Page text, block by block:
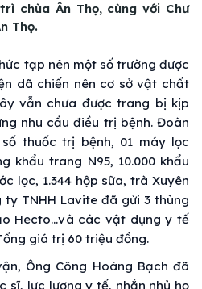
chùa Ân Thọ, cùng với Chư
Thọ.
tạp nên một số trường được
dã chiến nên cơ sở vật chất
vẫn chưa được trang bị kịp
nhu cầu điều trị bệnh. Đoàn
thuốc trị bệnh, 01 máy lọc
khẩu trang N95, 10.000 khẩu
lọc, 1.344 hộp sữa, trà Xuyên
TNHH Lavite đã gửi 3 thùng
Hecto…và các vật dụng y tế
giá trị 60 triệu đồng.
Ông Công Hoàng Bạch đã
sĩ, lực lượng y tế, nhắn nhủ họ